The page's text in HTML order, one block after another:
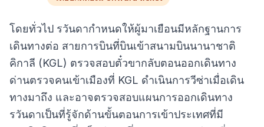
โดยทั่วไป รวันดากำหนดให้ผู้มาเยือนมีหลักฐานการ
เดินทางต่อ สายการบินที่บินเข้าสนามบินนานาชาติ
คิกาลี (KGL) ตรวจสอบตั๋วขากลับตอนออกเดินทาง
ด่านตรวจคนเข้าเมืองที่ KGL ดำเนินการวีซ่าเมื่อเดิน
ทางมาถึง และอาจตรวจสอบแผนการออกเดินทาง
รวันดาเป็นที่รู้จักด้านขั้นตอนการเข้าประเทศที่มี